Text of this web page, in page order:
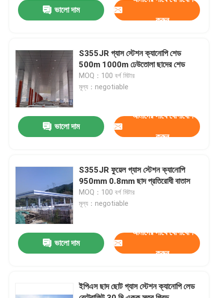
বাড়ি
আমাদের সম্পর্কে
কারখানা ভ্রমণ
মান নিয়ন্ত্রণ
যোগাযোগ করুন
খবর
মামলা
স্পেস ফ্রেম ট্রাস
ভালো দাম
করুন
S355JR গ্যাস স্টেশন ক্যানোপি শেড
500m 1000m ঢেউতোলা ছাদের শেড
MOQ：100 বর্গ মিটার
মূল্য：negotiable
ভালো দাম
আমাদের সাথে যোগাযোগ
করুন
S355JR ফুয়েল গ্যাস স্টেশন ক্যানোপি
950mm 0.8mm ছাদ প্রতিরোধী বাতাস
MOQ：100 বর্গ মিটার
মূল্য：negotiable
ভালো দাম
আমাদের সাথে যোগাযোগ
করুন
ইপিএস ছাদ ছোট গ্যাস স্টেশন ক্যানোপি লেড